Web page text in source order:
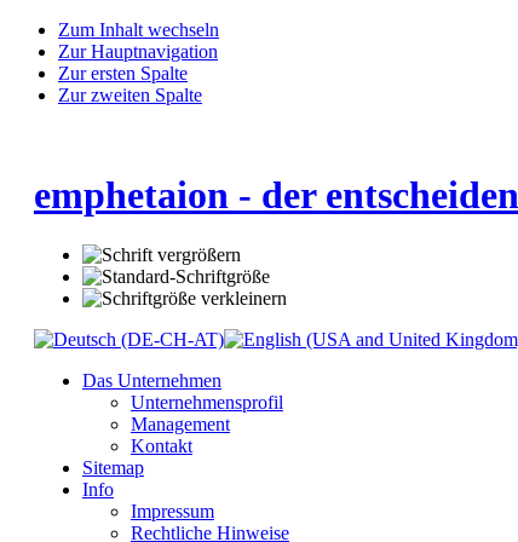
Zum Inhalt wechseln
Zur Hauptnavigation
Zur ersten Spalte
Zur zweiten Spalte
emphetaion - der
Das Unternehmen
Unternehmensprofil
Management
Kontakt
Sitemap
Info
Impressum
Rechtliche Hinweise